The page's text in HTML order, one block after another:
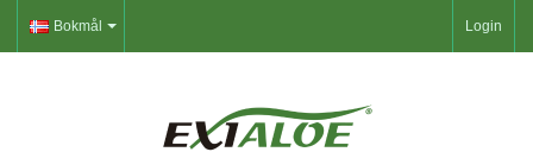
Login
Bokmål